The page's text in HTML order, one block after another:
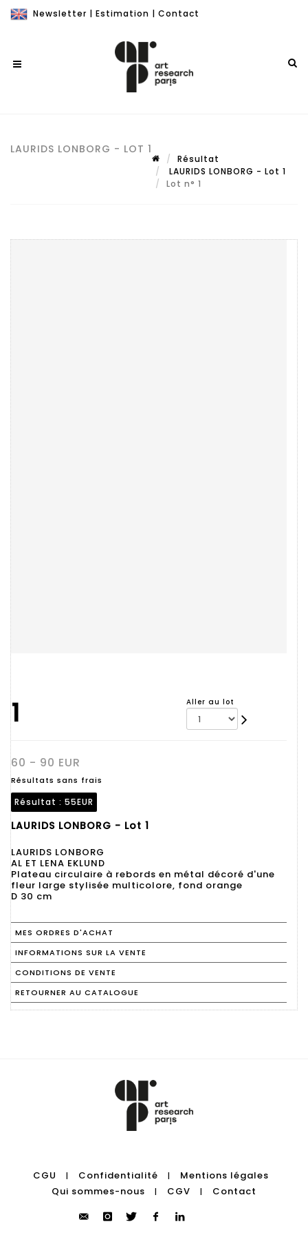
Newsletter | Estimation | Contact
LAURIDS LONBORG - LOT 1
Résultat
LAURIDS LONBORG - Lot 1
Lot n° 1
1 Aller au lot
60 - 90 EUR
Résultats sans frais
Résultat : 55EUR
LAURIDS LONBORG - Lot 1
LAURIDS LONBORG
AL ET LENA EKLUND
Plateau circulaire à rebords en métal décoré d'une
fleur large stylisée multicolore, fond orange
D 30 cm
MES ORDRES D'ACHAT
INFORMATIONS SUR LA VENTE
CONDITIONS DE VENTE
RETOURNER AU CATALOGUE
CGU | Confidentialité |
Mentions légales
Qui sommes-nous
| CGV | Contact